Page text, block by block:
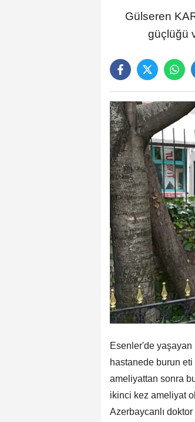
Gülseren
güçlüğü
Esenler'de
hastanede burun eti
ameliyattan sonra
ikinci kez ameliyat
Azerbaycanlı doktor